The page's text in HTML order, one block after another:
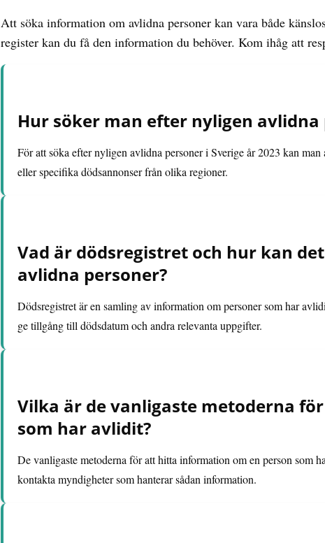
Att söka information om avlidna personer kan vara både
register kan du få den information du behöver. Kom ihåg att
Hur söker man efter nyligen avlidna
För att söka efter nyligen avlidna personer i Sverige år 2023 kan
eller specifika dödsannonser från olika regioner.
Vad är dödsregistret och hur kan
avlidna personer?
Dödsregistret är en samling av information om personer som har
ge tillgång till dödsdatum och andra relevanta uppgifter.
Vilka är de vanligaste metoderna
som har avlidit?
De vanligaste metoderna för att hitta information om en person som
kontakta myndigheter som hanterar sådan information.